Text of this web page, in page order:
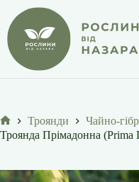
Перейти
вмісту
Головна
Троянди
Чайно-
Троянда Прімадонна (Prima